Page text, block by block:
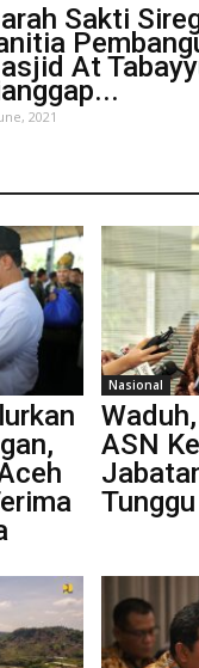
Sakti
At
2021
Nasional
ASN